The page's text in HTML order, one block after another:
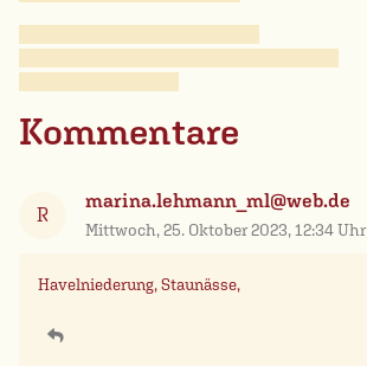
Kommentare
R
marina.lehmann_ml@web.de
Mittwoch, 25. Oktober 2023, 12:34 Uhr
Havelniederung, Staunässe,